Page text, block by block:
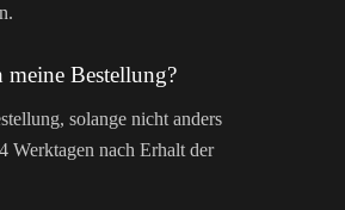
meine Bestellung?
solange nicht anders
Werktagen nach Erhalt der